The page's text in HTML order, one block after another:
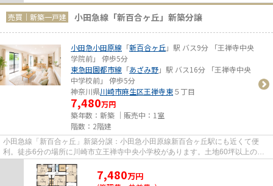
売買｜新築一戸建 小田急線「新百合ヶ丘」新築分譲
小田急小田原線 「新百合ヶ丘」駅 バス9分 「王禅寺中央
学院前」 停歩5分
東急田園都市線 「あざみ野」駅 バス16分 「王禅寺中央
中学校前」 停歩5分
神奈川県川崎市麻生区王禅寺東５丁目
7,480万円
築年数：新築 ｜販売中： 1室
階数：2階建
小田急線「新百合ヶ丘」新築分譲：小田急小田原線新百合ヶ丘駅にも近くて便
利。徒歩6分の場所に川崎市立王禅寺中央小学校があります。土地60坪以上の物
件です。新築戸建ての物件は、室...
7,480万円